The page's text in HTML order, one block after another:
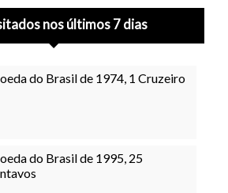
nos últimos 7 dias
do Brasil de 1974, 1 Cruzeiro
do Brasil de 1995, 25